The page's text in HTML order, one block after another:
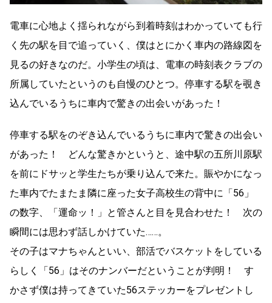
電車に心地よく揺られながら到着時刻はわかっていても行
く先の駅を目で追っていく、僕はとにかく車内の路線図を
見るの好きなのだ。小学生の頃は、電車の時刻表クラブの
所属していたというのも自慢のひとつ。停車する駅を覗き
込んでいるうちに車内で驚きの出会いがあった！
停車する駅をのぞき込んでいるうちに車内で驚きの出会い
があった！ どんな驚きかというと、途中駅の五所川原駅
を前にドサッと学生たちが乗り込んで来た。賑やかになっ
た車内でたまたま隣に座った女子高校生の背中に「56」
の数字、「運命ッ！」と管さんと目を見合わせた！ 次の
瞬間には思わず話しかけていた……。
その子はマナちゃんといい、部活でバスケットをしている
らしく「56」はそのナンバーだということが判明！ す
かさず僕は持ってきていた56ステッカーをプレゼントし